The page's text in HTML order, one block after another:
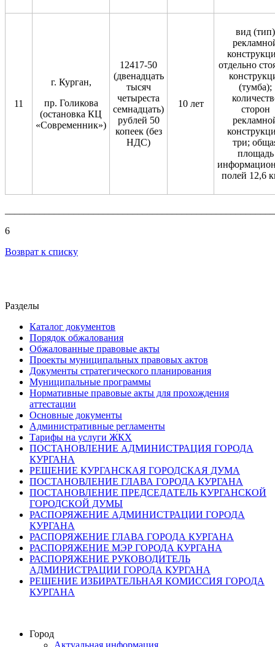
11
г. Курган,
пр. Голикова
(остановка КЦ
«Современник»)
12417-50
(двенадцать
тысяч
четыреста
семнадцать)
рублей 50
копеек (без
НДС)
10 лет
вид (тип)
отдельно
(тумба);
сторон
три;
площадь
полей 12,6
6
Возврат к списку
Разделы
Каталог документов
Порядок обжалования
Обжалованные правовые акты
Проекты муниципальных правовых актов
Документы стратегического планирования
Муниципальные программы
Нормативные правовые акты для прохождения
аттестации
Основные документы
Административные регламенты
Тарифы на услуги ЖКХ
ПОСТАНОВЛЕНИЕ АДМИНИСТРАЦИЯ ГОРОДА
КУРГАНА
РЕШЕНИЕ КУРГАНСКАЯ ГОРОДСКАЯ ДУМА
ПОСТАНОВЛЕНИЕ ГЛАВА ГОРОДА КУРГАНА
ПОСТАНОВЛЕНИЕ ПРЕДСЕДАТЕЛЬ КУРГАНСКОЙ
ГОРОДСКОЙ ДУМЫ
РАСПОРЯЖЕНИЕ АДМИНИСТРАЦИИ ГОРОДА
КУРГАНА
РАСПОРЯЖЕНИЕ ГЛАВА ГОРОДА КУРГАНА
РАСПОРЯЖЕНИЕ МЭР ГОРОДА КУРГАНА
РАСПОРЯЖЕНИЕ РУКОВОДИТЕЛЬ
АДМИНИСТРАЦИИ ГОРОДА КУРГАНА
РЕШЕНИЕ ИЗБИРАТЕЛЬНАЯ КОМИССИЯ ГОРОДА
КУРГАНА
Город
Актуальная информация